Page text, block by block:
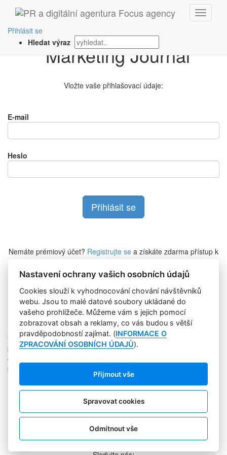
Přihlásit se
Hledat výrazPřihlášení na
Vložte vaše přihlašovací údaje:
E-mail
Heslo
Nemáte prémiový účet? Registrujte se a získáte zdarma přístup k
Zapomněli jste heslo?
Copyright © 2004-2020 Focus Agency, s.r.o. Plné znění licenčních
podmínek. ISSN 1803-957X
Jakékoliv publikování, přebírání nebo šíření obsahu je bez
písemného souhlasu Focus Agency, s.r.o. zakázáno.
RSS 1
Štítky
Zpracování osobních údajů
Kontakt
PR AGENTURA
COOKIES
Nastavení ochrany vašich osobních údajů
Cookies slouží k vyhodnocování chování návštěvníků
webu. Jsou to malé datové soubory ukládané do
vašeho prohlížeče. Můžeme vám s jejich pomocí
zobrazovat obsah a reklamy, co vás budou s větší
pravděpodobností zajímat. (INFORMACE O
ZPRACOVÁNÍ OSOBNÍCH ÚDAJŮ).
Přijmout vše
Spravovat cookies
Odmítnout vše